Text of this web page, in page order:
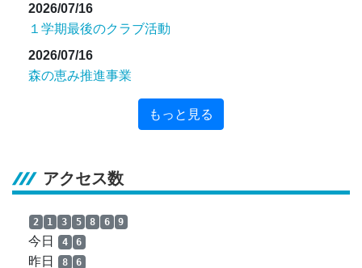
2026/07/16
１学期最後のクラブ活動
2026/07/16
森の恵み推進事業
もっと見る
アクセス数
2 1 3 5 8 6 9
今日 4 6
昨日 8 6